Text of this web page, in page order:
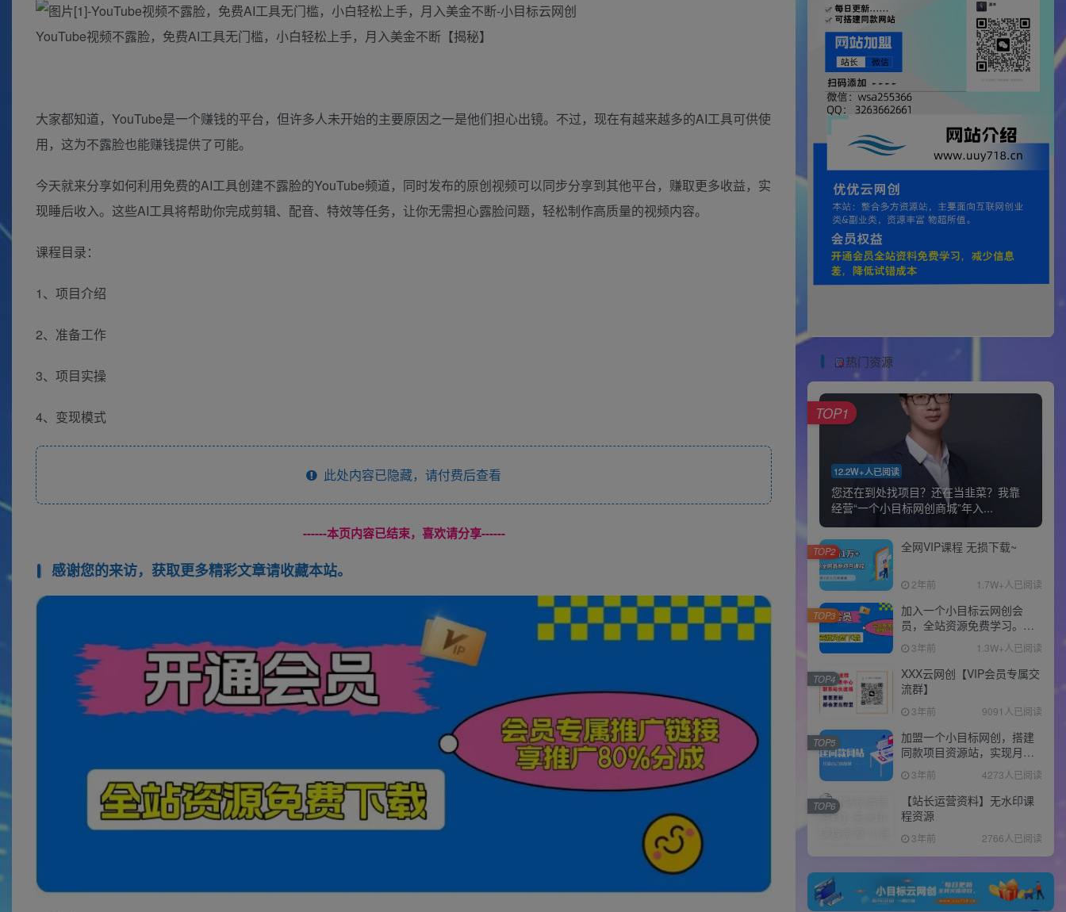
YouTube视频不露脸，免费AI工具无门槛，小白轻松上手，月入美金不断【揭秘】
大家都知道，YouTube是一个赚钱的平台，但许多人未开始的主要原因之一是他们担心出镜。不过，现在有越来越多的AI工具可供使
用，这为不露脸也能赚钱提供了可能。
今天就来分享如何利用免费的AI工具创建不露脸的YouTube频道，同时发布的原创视频可以同步分享到其他平台，赚取更多收益，实
现睡后收入。这些AI工具将帮助你完成剪辑、配音、特效等任务，让你无需担心露脸问题，轻松制作高质量的视频内容。
课程目录：
1、项目介绍
2、准备工作
3、项目实操
4、变现模式
此处内容已隐藏，请付费后查看
------本页内容已结束，喜欢请分享------
感谢您的来访，获取更多精彩文章请收藏本站。
热门资源
12.2W+人已阅读
您还在到处找项目？还在当韭菜？我靠
经营“一个小目标网创商城”年入...
TOP1
全网VIP课程 无损下载~
2年前 1.7W+人已阅读
TOP2
加入一个小目标云网创会
员，全站资源免费学习。更
可享受推广高达80%分佣！
3年前 1.3W+人已阅读
TOP3
XXX云网创【VIP会员专属交
流群】
3年前 9091人已阅读
TOP4
加盟一个小目标网创，搭建
同款项目资源站，实现月入
10w+！！
3年前 4273人已阅读
TOP5
【站长运营资料】无水印课
程资源
3年前 2766人已阅读
TOP6